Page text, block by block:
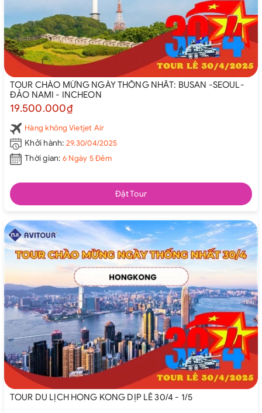
TOUR CHÀO MỪNG NGÀY THỐNG NHẤT: BUSAN -SEOUL-
ĐẢO NAMI - INCHEON
19.500.000₫
Hàng không Vietjet Air
Khởi hành: 29.30/04/2025
Thời gian: 6 Ngày 5 Đêm
Đặt Tour
TOUR DU LỊCH HONG KONG DỊP LỄ 30/4 - 1/5